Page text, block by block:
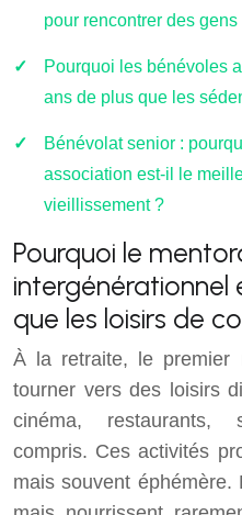
pour rencontrer des
Pourquoi les bénévoles
ans de plus que les
Bénévolat senior :
association est-il le
vieillissement ?
Pourquoi le
intergénérationnel
que les loisirs de
À la retraite, le premier
tourner vers des loisirs
cinéma, restaurants,
compris. Ces activités
mais souvent éphémère.